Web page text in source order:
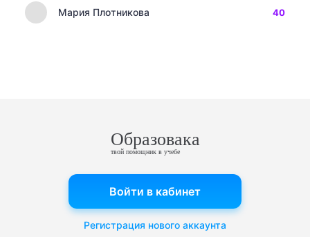
Мария Плотникова 40
Образовака
твой помощник в учебе
Войти в кабинет
Регистрация нового аккаунта